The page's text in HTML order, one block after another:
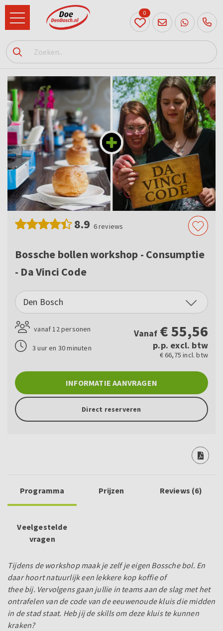
073
614
89 72
0
8.9 6reviews
Bossche bollen workshop - Consumptie
- Da Vinci Code
Den Bosch
vanaf 12 personen
3 uur en 30 minuten
Vanaf €55,56
p.p. excl. btw
€ 66,75 incl. btw
INFORMATIE AANVRAGEN
Direct reserveren
Programma Prijzen Reviews (6)
Veelgestelde
vragen
Tijdens de workshop maak je zelf je eigen Bossche bol. En
daar hoort natuurlijk een lekkere kop koffie of
thee bij. Vervolgens gaan jullie in teams aan de slagmet het
ontrafelen van de code van de eeuwenoude kluis die midden
in de stad staat. Heb jij de skills om deze kluis te kunnen
kraken?